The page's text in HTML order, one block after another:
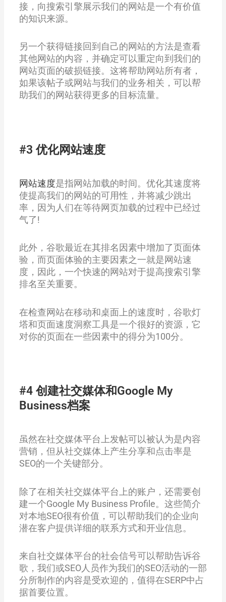
接，向搜索引擎展示我们的网站是一个有价值
的知识来源。
另一个获得链接回到自己的网站的方法是查看
其他网站的内容，并确定可以重定向到我们的
网站页面的破损链接。这将帮助网站所有者，
如果该帖子或网站与我们的业务相关，可以帮
助我们的网站获得更多的目标流量。
#3 优化网站速度
网站速度是指网站加载的时间。优化其速度将
使提高我们的网站的可用性，并将减少跳出
率，因为人们在等待网页加载的过程中已经过
气了!
此外，谷歌最近在其排名因素中增加了页面体
验，而页面体验的主要因素之一就是网站速
度，因此，一个快速的网站对于提高搜索引擎
排名至关重要。
在检查网站在移动和桌面上的速度时，谷歌灯
塔和页面速度洞察工具是一个很好的资源，它
对你的页面在一些因素中的得分为100分。
#4 创建社交媒体和Google My
Business档案
虽然在社交媒体平台上发帖可以被认为是内容
营销，但从社交媒体上产生分享和点击率是
SEO的一个关键部分。
除了在相关社交媒体平台上的账户，还需要创
建一个Google My Business Profile。这些简介
对本地SEO很有价值，可以帮助我们的企业向
潜在客户提供详细的联系方式和开业信息。
来自社交媒体平台的社会信号可以帮助告诉谷
歌，我们或SEO人员作为我们的SEO活动的一部
分所制作的内容是受欢迎的，值得在SERP中占
据首要位置。